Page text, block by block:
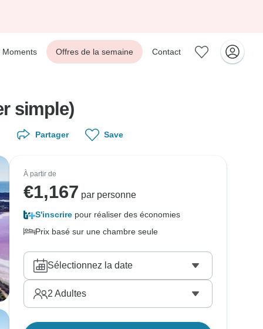
Moments Offres de la semaine Contact
simple)
Partager Save
À partir de
€1,167 par personne
S'inscrire pour réaliser des économies
Prix basé sur une chambre seule
Sélectionnez la date
2 Adultes